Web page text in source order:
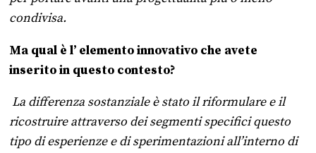
condivisa.
Ma qual è l’ elemento innovativo che avete
inserito in questo contesto?
La differenza sostanziale è stato il riformulare e il
ricostruire attraverso dei segmenti specifici questo
tipo di esperienze e di sperimentazioni all’interno di